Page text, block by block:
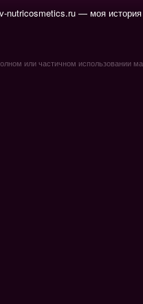
nutricosmetics.ru — моя
или частичном использовании